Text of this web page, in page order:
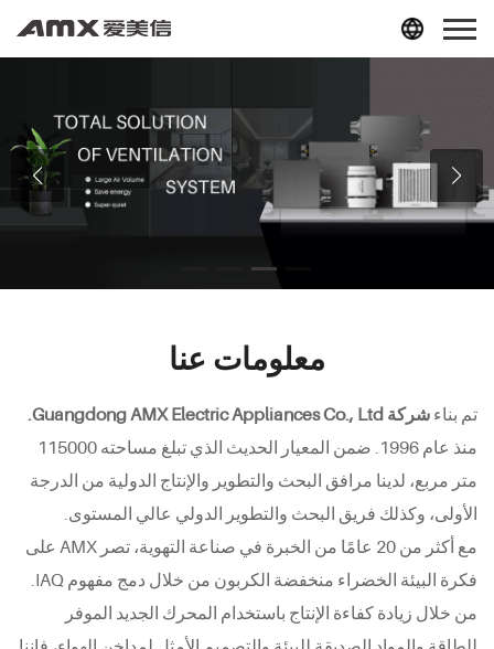
معلومات عنا
تم بناء شركة Guangdong AMX Electric Appliances Co., Ltd.
منذ عام 1996. ضمن المعيار الحديث الذي تبلغ مساحته 115000
متر مربع، لدينا مرافق البحث والتطوير والإنتاج الدولية من الدرجة
الأولى، وكذلك فريق البحث والتطوير الدولي عالي المستوى.
مع أكثر من 20 عامًا من الخبرة في صناعة التهوية، تصر AMX على
فكرة البيئة الخضراء منخفضة الكربون من خلال دمج مفهوم IAQ.
من خلال زيادة كفاءة الإنتاج باستخدام المحرك الجديد الموفر